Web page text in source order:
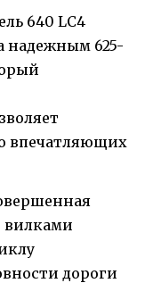
640 LC4
надежным 625-
впечатляющих
вилками
дороги